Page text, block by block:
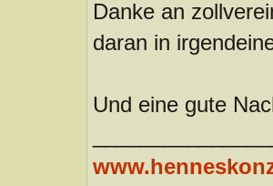
Danke an
daran in
Und eine gute